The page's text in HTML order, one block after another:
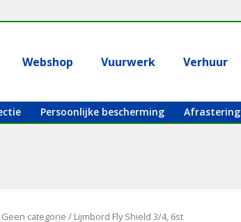
Webshop Vuurwerk Verhuur
Persoonlijke bescherming Afrastering
Geen categorie / Lijmbord Fly Shield 3/4, 6st